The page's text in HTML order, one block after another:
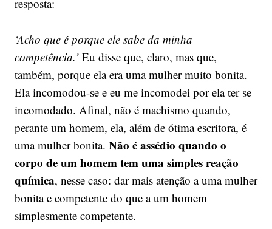
resposta:
‘Acho que é porque ele sabe da minha
competência.’Eu disse que, claro, mas que,
também, porque ela era uma mulher muito bonita.
Ela incomodou-se e eu me incomodei por ela ter se
incomodado. Afinal, não é machismo quando,
perante um homem, ela, além de ótima escritora, é
uma mulher bonita. Não é assédio quando o
corpo de um homem tem uma simples reação
química, nesse caso: dar mais atenção a uma mulher
bonita e competente do que a um homem
simplesmente competente.